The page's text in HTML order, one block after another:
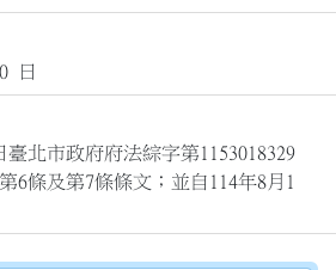
日
臺北市政府府法綜字第1153018329
6條及第7條條文；並自114年8月1